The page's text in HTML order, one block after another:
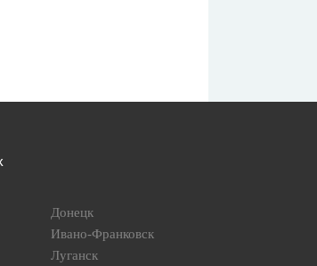
Донецк
Ивано-Франковск
Луганск